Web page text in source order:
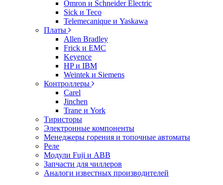
Omron и Schneider Electric
Sick и Teco
Telemecanique и Yaskawa
Платы
Allen Bradley
Frick и EMC
Keyence
HP и IBM
Weintek и Siemens
Контроллеры
Carel
Jinchen
Trane и York
Тиристоры
Электронные компоненты
Менеджеры горения и топочные автоматы
Реле
Модули Fuji и ABB
Запчасти для чиллеров
Аналоги известных производителей